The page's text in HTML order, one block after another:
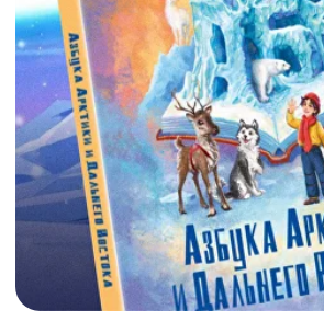
смотреть купить
"Азбука Сибири". Вместе с героями книги
отправляйся в увлекательное путешествие по
одному из самых удивительных, красивых и
интересных районов нашей огромной страны -
Сибири. Поучаствовав вместе с Ваней и Варей в их
весёлых приключениях, ты узнаешь много нового
об этом чудесном крае, о его природе, реках и
озёрах, растениях и животных, городах и заводах.
И, конечно же, о людях, их жизни, обычаях,
праздниках и сказках!